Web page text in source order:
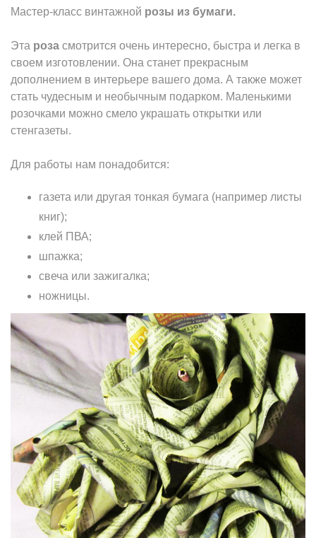
Мастер-класс винтажной розы из бумаги.
Эта роза смотрится очень интересно, быстра и легка в
своем изготовлении. Она станет прекрасным
дополнением в интерьере вашего дома. А также может
стать чудесным и необычным подарком. Маленькими
розочками можно смело украшать открытки или
стенгазеты.
Для работы нам понадобится:
газета или другая тонкая бумага (например листы
книг);
клей ПВА;
шпажка;
свеча или зажигалка;
ножницы.